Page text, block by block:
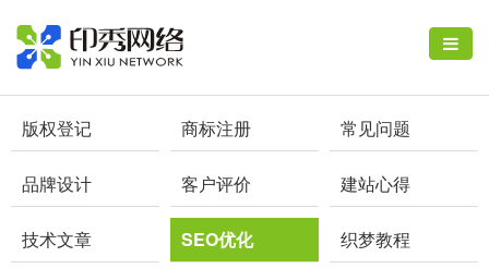
版权登记 商标注册 常见问题
品牌设计 客户评价 建站心得
技术文章 SEO优化 织梦教程